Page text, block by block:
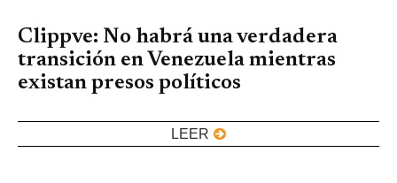
Clippve: No habrá una verdadera
transición en Venezuela mientras
existan presos políticos
LEER